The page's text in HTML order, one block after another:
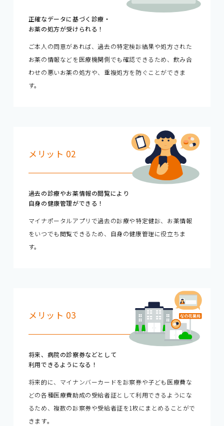
正確なデータに基づく診療・
お薬の処方が受けられる！
ご本人の同意があれば、過去の特定検診結果や処方された
お薬の情報などを医療機関側でも確認できるため、飲み合
わせの悪いお薬の処方や、重複処方を防ぐことができま
す。
メリット 02
過去の診療やお薬情報の閲覧により
自身の健康管理ができる！
マイナポータルアプリで過去の診療や特定健診、お薬情報
をいつでも閲覧できるため、自身の健康管理に役立ちま
す。
メリット 03
将来、病院の診察券などとして
利用できるようになる！
将来的に、マイナンバーカードを診察券や子ども医療費な
どの各種医療費助成の受給者証として利用できるようにな
るため、複数の診察券や受給者証を1枚にまとめることがで
きます。